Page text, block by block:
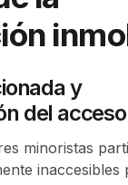
y
del acceso
minoristas
inaccesibles